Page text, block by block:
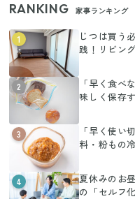
RANKING 家事ランキング
1
じつは買う
践！リビン
2
「早く食べ
味しく保存
3
「早く使い
料・粉もの
4
夏休みのお
の「セルフ